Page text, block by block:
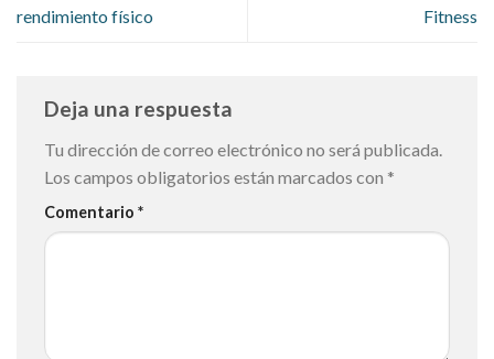
rendimiento físico
Fitness
Deja una respuesta
Tu dirección de correo electrónico no será publicada.
Los campos obligatorios están marcados con *
Comentario *